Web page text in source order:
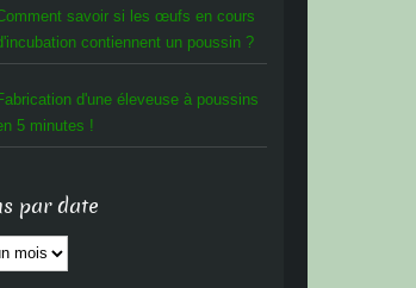
savoir si les œufs en cours
contiennent un poussin ?
d'une éleveuse à poussins
5 minutes !
par date